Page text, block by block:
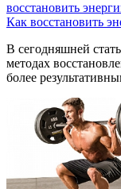
восстановить
Как восстановить
В сегодняшней
методах
более